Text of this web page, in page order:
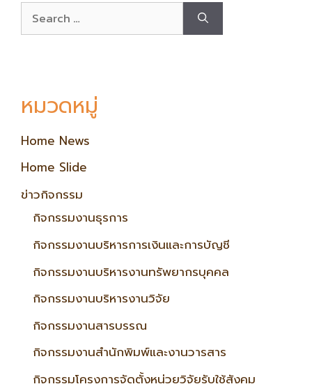
หมวดหมู่
Home News
Home Slide
ข่าวกิจกรรม
กิจกรรมงานธุรการ
กิจกรรมงานบริหารการเงินและการบัญชี
กิจกรรมงานบริหารงานทรัพยากรบุคคล
กิจกรรมงานบริหารงานวิจัย
กิจกรรมงานสารบรรณ
กิจกรรมงานสำนักพิมพ์และงานวารสาร
กิจกรรมโครงการจัดตั้งหน่วยวิจัยรับใช้สังคม